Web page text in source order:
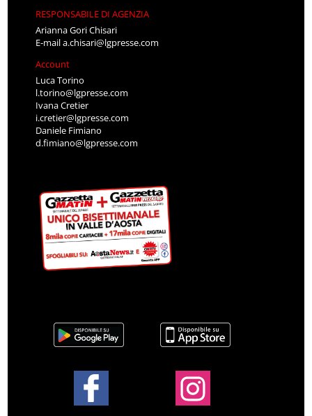
RESPONSABILE DI AGENZIA
Arianna Gori Chisari
E-maila.chisari@lgpresse.com
Account
Luca Torino
l.torino@lgpresse.com
Ivana Cretier
i.cretier@lgpresse.com
Daniele Fimiano
d.fimiano@lgpresse.com